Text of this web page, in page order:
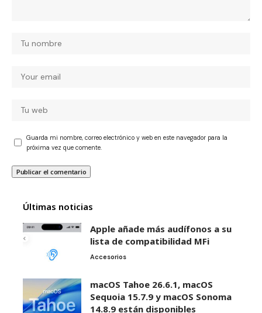
Guarda mi nombre, correo electrónico y web en este navegador para la
próxima vez que comente.
Últimas noticias
Apple añade más audífonos a su
lista de compatibilidad MFi
Accesorios
macOS Tahoe 26.6.1, macOS
Sequoia 15.7.9 y macOS Sonoma
14.8.9 están disponibles